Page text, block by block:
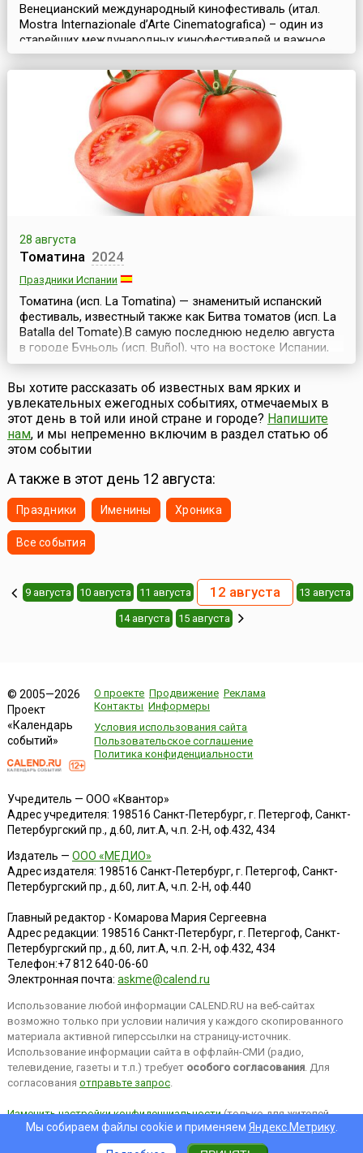
Венецианский международный кинофестиваль (итал.
Mostra Internazionale d’Arte Cinematografica) – один из
старейших международных кинофестивалей и важное
событие в мире кинематографа. Он проводится
ежегодно осенью (чаще в августе-сентябре) на острове
Лидо (Италия) и длится около двух недель. Фестиваль
был основан в 1932 году по инициативе итальянского
диктатора Бенито Муссолини. Его история прер...
28 августа
Томатина 2024
Праздники Испании
Томатина (исп. La Tomatina) — знаменитый испанский
фестиваль, известный также как Битва томатов (исп. La
Batallа del Tomate).В самую последнюю неделю августа
в городе Буньоль (исп. Buñol), что на востоке Испании,
начинается ежегодный «Томатный фестиваль»,
посвященный уходящему лету. Как и все испанские
фестивали, этот проходит с праздничными
фейерверками, музыкой, танцами и бесплатными уго...
Вы хотите рассказать об известных вам ярких и
увлекательных ежегодных событиях, отмечаемых в
этот день в той или иной стране и городе? Напишите
нам, и мы непременно включим в раздел статью об
этом событии
А также в этот день 12 августа:
Праздники Именины Хроника
Все события
9 августа 10 августа 11 августа 12 августа 13 августа
14 августа 15 августа
© 2005—2026
Проект
«Календарь
событий»
О проекте Продвижение Реклама
Контакты Информеры
Условия использования сайта
Пользовательское соглашение
Политика конфиденциальности
Учредитель — ООО «Квантор»
Адрес учредителя: 198516 Санкт-Петербург, г. Петергоф, Санкт-
Петербургский пр., д.60, лит.А, ч.п. 2-Н, оф.432, 434
Издатель — ООО «МЕДИО»
Адрес издателя: 198516 Санкт-Петербург, г. Петергоф, Санкт-
Петербургский пр., д.60, лит.А, ч.п. 2-Н, оф.440
Главный редактор - Комарова Мария Сергеевна
Адрес редакции: 198516 Санкт-Петербург, г. Петергоф, Санкт-
Петербургский пр., д.60, лит.А, ч.п. 2-Н, оф.432, 434
Телефон:+7 812 640-06-60
Электронная почта: askme@calend.ru
Использование любой информации CALEND.RU на веб-сайтах
возможно только при условии наличия у каждого скопированного
материала активной гиперссылки на страницу-источник.
Использование информации сайта в оффлайн-СМИ (радио,
телевидение, газеты и т.п.) требует особого согласования. Для
согласования отправьте запрос.
Изменить настройки конфиденциальности(только для жителей
EEA).Мы собираем файлы cookie и применяем Яндекс.Метрику.